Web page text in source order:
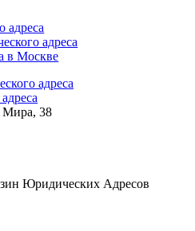
адреса
адреса
в Москве
адреса
Мира, 38
Юридических Адресов